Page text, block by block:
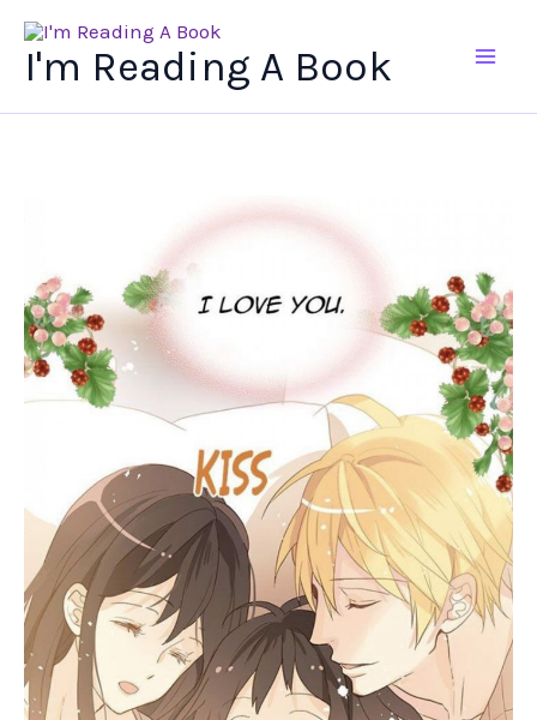
I'm Reading A Book